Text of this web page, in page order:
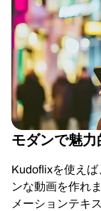
モダンで魅
Kudoflixを使え
ンな動画を作れ
メーションテキ